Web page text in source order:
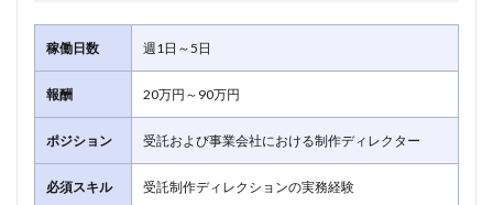
稼働日数 週1日～5日
報酬 20万円～90万円
ポジション 受託および事業会社における制作ディレクター
必須スキル 受託制作ディレクションの実務経験